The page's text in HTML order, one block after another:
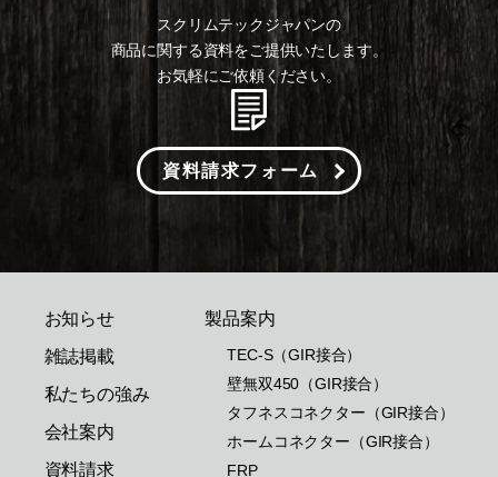
スクリムテックジャパンの
商品に関する資料をご提供いたします。
お気軽にご依頼ください。
資料請求フォーム
お知らせ
雑誌掲載
私たちの強み
会社案内
資料請求
製品案内
TEC-S（GIR接合）
壁無双450（GIR接合）
タフネスコネクター（GIR接合）
ホームコネクター（GIR接合）
FRP